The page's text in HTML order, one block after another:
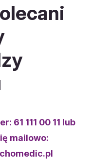
61 111 00 11 lub
mailowo: